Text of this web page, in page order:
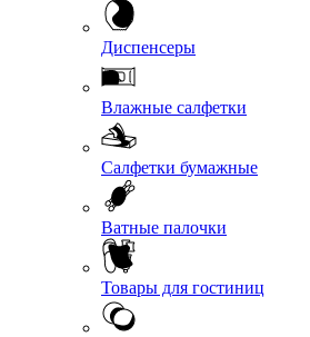
Диспенсеры
Влажные салфетки
Салфетки бумажные
Ватные палочки
Товары для гостиниц